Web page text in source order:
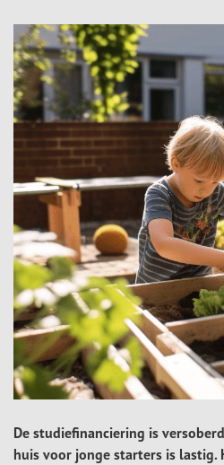
De studiefinanciering is
huis voor jonge starters is lastig.